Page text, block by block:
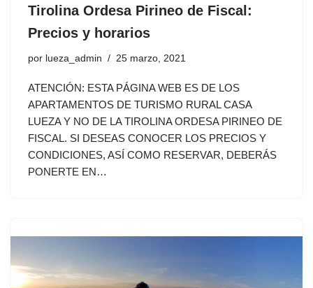
Tirolina Ordesa Pirineo de Fiscal:
Precios y horarios
por lueza_admin 25 marzo, 2021
ATENCIÓN: ESTA PÁGINA WEB ES DE LOS
APARTAMENTOS DE TURISMO RURAL CASA
LUEZA Y NO DE LA TIROLINA ORDESA PIRINEO DE
FISCAL. SI DESEAS CONOCER LOS PRECIOS Y
CONDICIONES, ASÍ COMO RESERVAR, DEBERÁS
PONERTE EN…